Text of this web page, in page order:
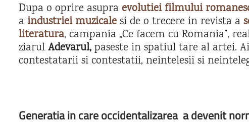
Dupa o oprire asupra evolutiei filmului
a industriei muzicalesi de o trecere in revista a
literatura, campania „Ce facem cu Romania”,
ziarulAdevarul,paseste in spatiul tare al artei.
contestatarii si contestatii, neintelesii si
Generatia in care occidentalizarea a devenit